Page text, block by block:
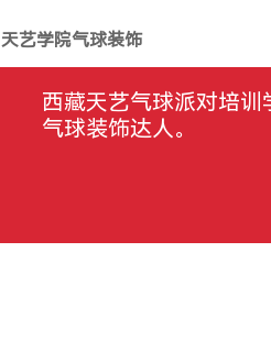
天艺学院气球装饰
西藏天艺气球派对培
气球装饰达人。